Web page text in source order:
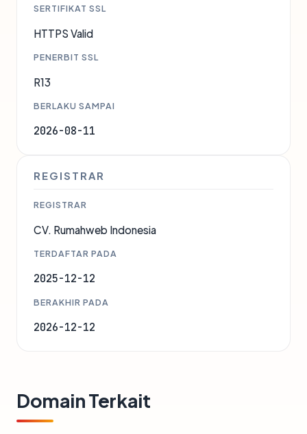
SERTIFIKAT SSL
HTTPS Valid
PENERBIT SSL
R13
BERLAKU SAMPAI
2026-08-11
REGISTRAR
REGISTRAR
CV. Rumahweb Indonesia
TERDAFTAR PADA
2025-12-12
BERAKHIR PADA
2026-12-12
Domain Terkait